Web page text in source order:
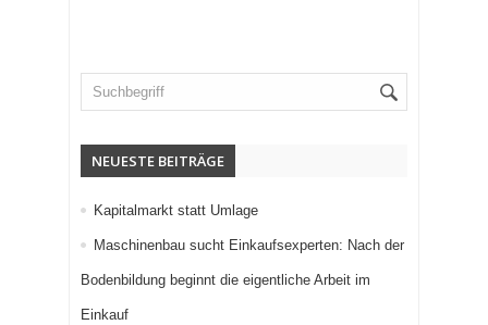
NEUESTE BEITRÄGE
Kapitalmarkt statt Umlage
Maschinenbau sucht Einkaufsexperten: Nach der
Bodenbildung beginnt die eigentliche Arbeit im
Einkauf